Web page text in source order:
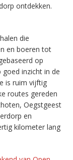
ontdekken.
die
en boeren tot
op
inzicht in de
is ruim vijftig
routes gereden
Oegstgeest
en
kilometer lang